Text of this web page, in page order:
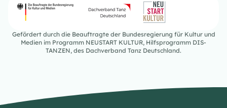
Gefördert durch die Beauftragte der Bundesregierung für Kultur und
Medien im Programm NEUSTART KULTUR, Hilfsprogramm DIS-
TANZEN, des Dachverband Tanz Deutschland.